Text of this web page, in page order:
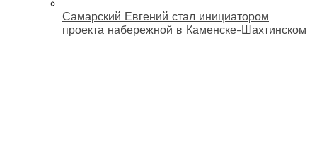
Самарский Евгений стал инициатором
проекта набережной в Каменске-Шахтинском